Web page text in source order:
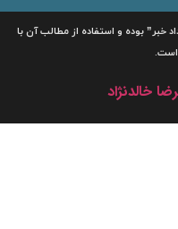
بوده و استفاده از مطالب آن با
خالدنژاد